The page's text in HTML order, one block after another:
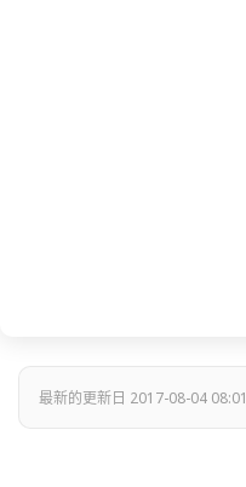
最新的更新日 2017-08-04 08:01